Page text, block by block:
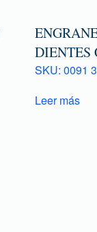
DIENTES
SKU: 0091
Leer más